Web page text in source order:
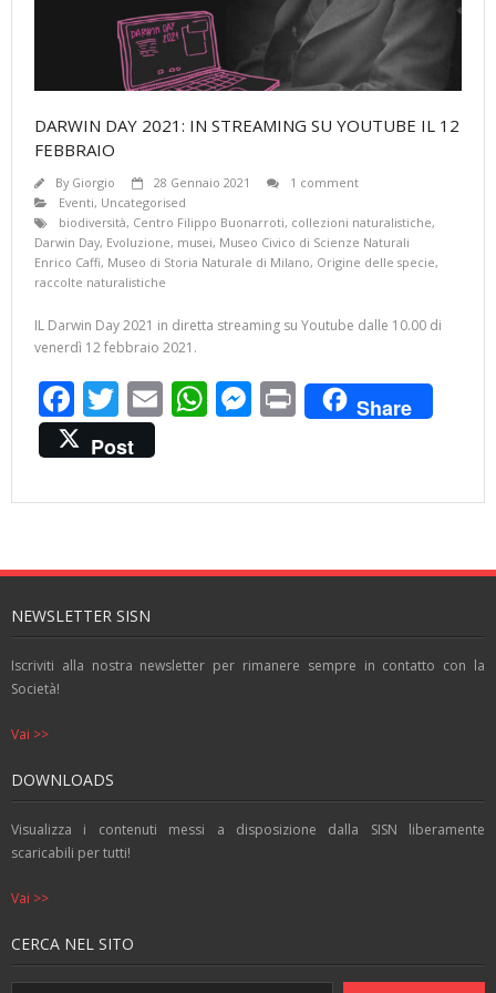
DARWIN DAY 2021: IN STREAMING SU YOUTUBE IL 12
FEBBRAIO
By Giorgio 28 Gennaio 2021
1 comment
Eventi, Uncategorised
biodiversità, Centro Filippo Buonarroti, collezioni naturalistiche,
Darwin Day, Evoluzione, musei, Museo Civico di Scienze Naturali
Enrico Caffi, Museo di Storia Naturale di Milano, Origine delle specie,
raccolte naturalistiche
IL Darwin Day 2021 in diretta streaming su Youtube dalle 10.00 di
venerdì 12 febbraio 2021.
F
ac
e
b
o
k
T
w
itt
er
E
l
W
s
p
M
e
g
Pr
in
Share
Post
NEWSLETTER SISN
Iscriviti alla nostra newsletter per rimanere sempre in contatto con la
Società!
Vai >>
DOWNLOADS
Visualizza i contenuti messi a disposizione dalla SISN liberamente
scaricabili per tutti!
Vai >>
CERCA NEL SITO